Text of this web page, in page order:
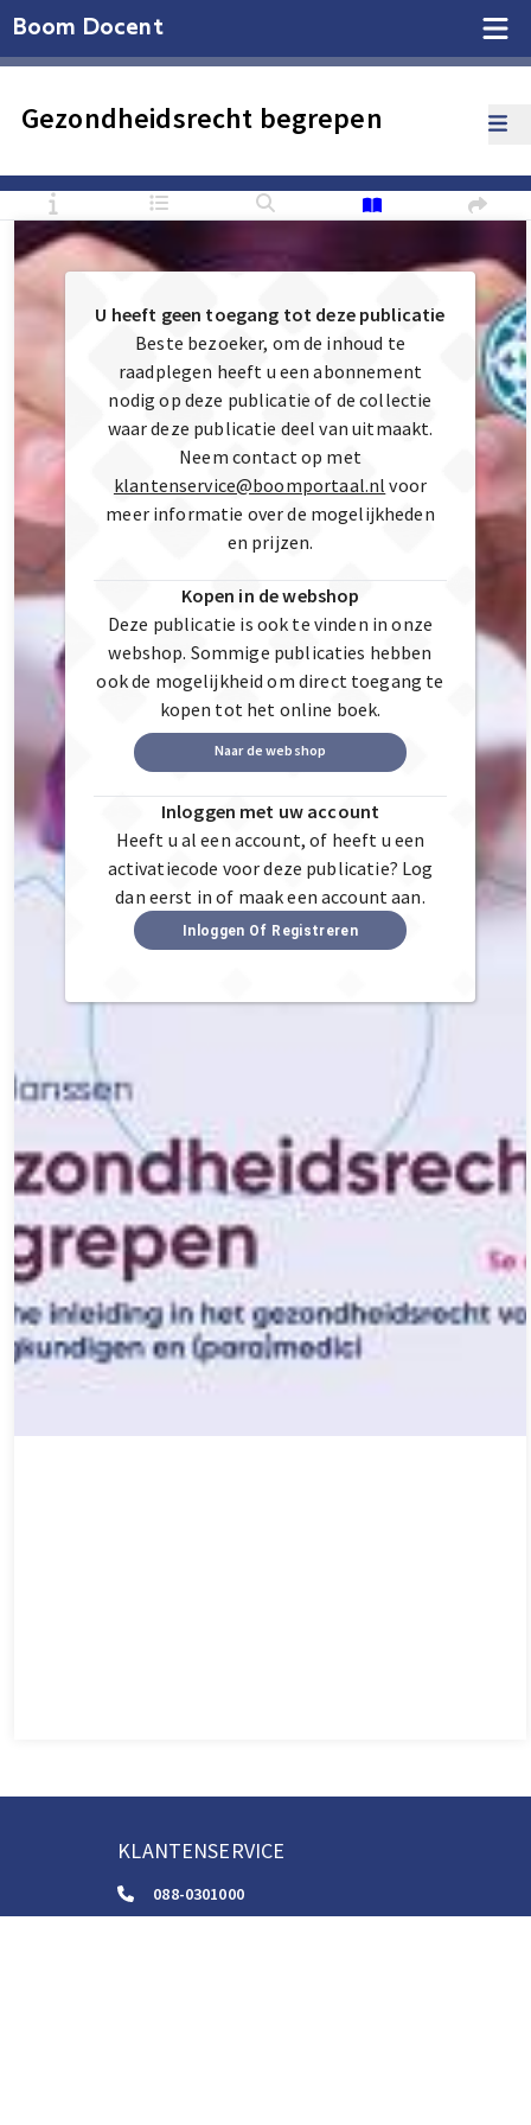
Boom Docent
Gezondheidsrecht begrepen
U heeft geen toegang tot deze publicatie
Beste bezoeker, om de inhoud te
raadplegen heeft u een abonnement
nodig op deze publicatie of de collectie
waar deze publicatie deel van uitmaakt.
Neem contact op met
klantenservice@boomportaal.nl voor
meer informatie over de mogelijkheden
en prijzen.
Kopen in de webshop
Deze publicatie is ook te vinden in onze
webshop. Sommige publicaties hebben
ook de mogelijkheid om direct toegang te
kopen tot het online boek.
Naar de webshop
Inloggen met uw account
Heeft u al een account, of heeft u een
activatiecode voor deze publicatie? Log
dan eerst in of maak een account aan.
Inloggen Of Registreren
KLANTENSERVICE
088-0301000